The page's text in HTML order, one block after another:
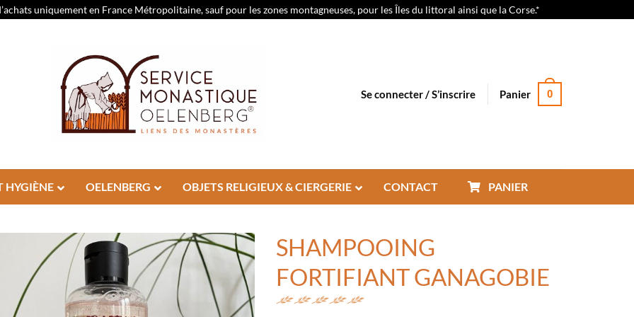
uniquement en France Métropolitaine, sauf pour les zones montagneuses, pour les Îles du littoral ainsi que la Corse.*
Se connecter / S’inscrire Panier 0
HYGIÈNE OELENBERG OBJETS RELIGIEUX & CIERGERIE CONTACT PANIER
SHAMPOOING
FORTIFIANT GANAGOBIE